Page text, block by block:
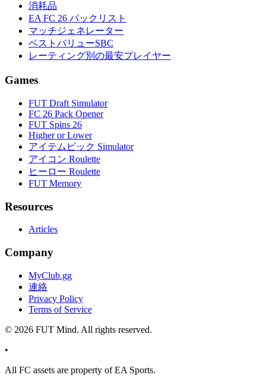
消耗品
EA FC 26 パックリスト
マッチジェネレーター
ベストバリューSBC
レーティング別の最安プレイヤー
Games
FUT Draft Simulator
FC 26 Pack Opener
FUT Spins 26
Higher or Lower
アイテムピック Simulator
アイコン Roulette
ヒーロー Roulette
FUT Memory
Resources
Articles
Company
MyClub.gg
連絡
Privacy Policy
Terms of Service
© 2026 FUT Mind. All rights reserved.
•
All FC assets are property of EA Sports.